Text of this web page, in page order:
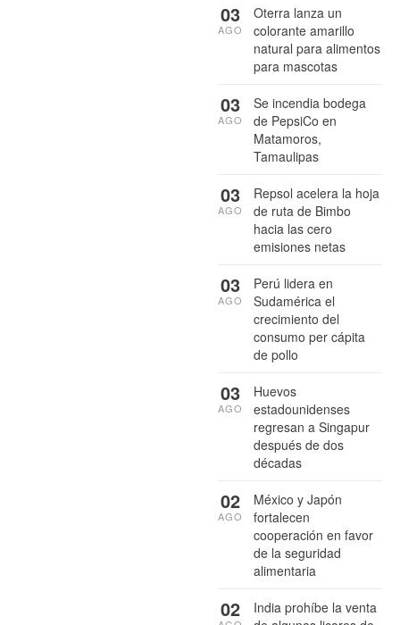
Oterra lanza un
colorante amarillo
natural para alimentos
para mascotas
03
AGO
Se incendia bodega
de PepsiCo en
Matamoros,
Tamaulipas
03
AGO
Repsol acelera la hoja
de ruta de Bimbo
hacia las cero
emisiones netas
03
AGO
Perú lidera en
Sudamérica el
crecimiento del
consumo per cápita
de pollo
03
AGO
Huevos
estadounidenses
regresan a Singapur
después de dos
décadas
03
AGO
México y Japón
fortalecen
cooperación en favor
de la seguridad
alimentaria
02
AGO
India prohíbe la venta
02